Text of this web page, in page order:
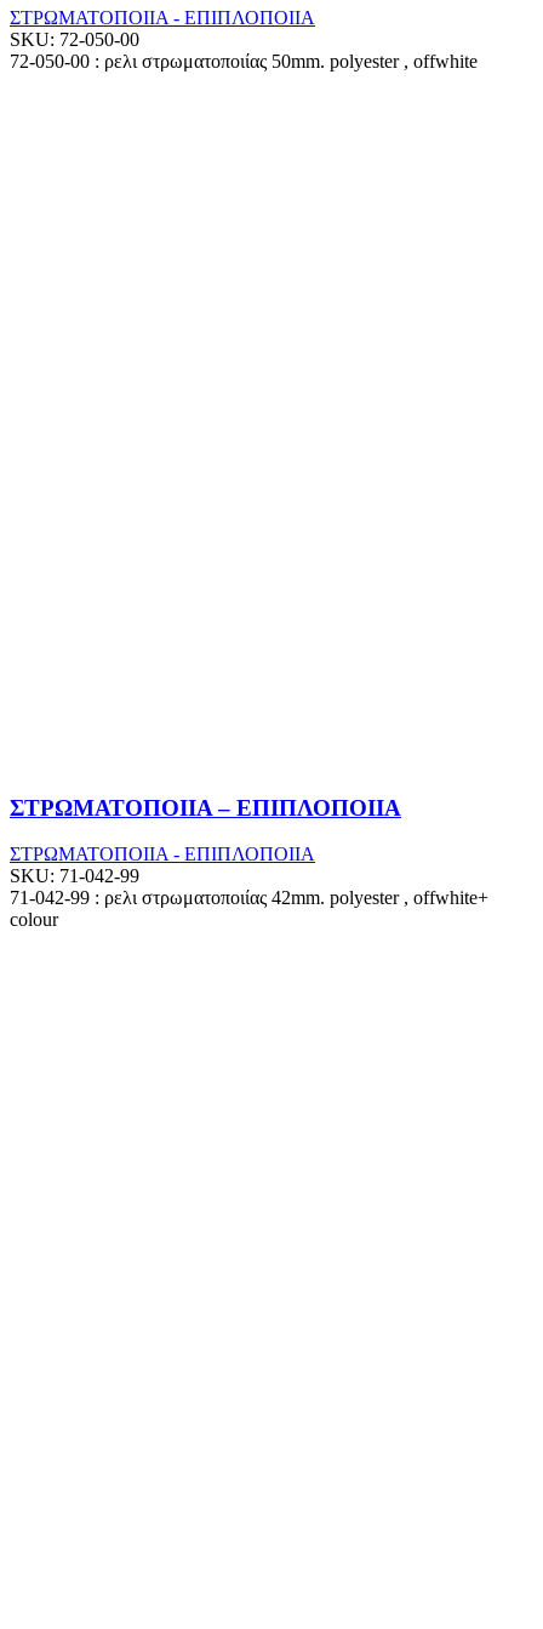
ΣΤΡΩΜΑΤΟΠΟΙΙΑ - ΕΠΙΠΛΟΠΟΙΙΑ
SKU: 72-050-00
72-050-00 : ρελι στρωματοποιίας 50mm. polyester , offwhite
ΣΤΡΩΜΑΤΟΠΟΙΙΑ – ΕΠΙΠΛΟΠΟΙΙΑ
ΣΤΡΩΜΑΤΟΠΟΙΙΑ - ΕΠΙΠΛΟΠΟΙΙΑ
SKU: 71-042-99
71-042-99 : ρελι στρωματοποιίας 42mm. polyester , offwhite+
colour